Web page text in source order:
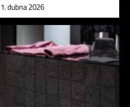
dubna 2026